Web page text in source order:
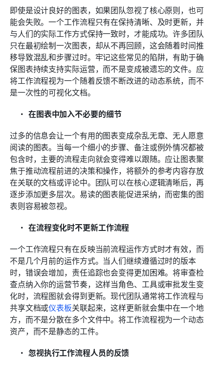
即使是设计良好的图表，如果团队忽视了核心原则，也可
能会失败。一个工作流程只有在保持清晰、及时更新，并
与人们的实际工作方式保持一致时，才能成功。许多团队
只在最初绘制一次图表，却从不再回顾，这会随着时间推
移导致混乱和步骤过时。牢记这些常见的陷阱，有助于确
保图表持续支持实际运营，而不是变成被遗忘的文件。应
将工作流程视为一个随着反馈不断改进的动态系统，而不
是一次性的可视化文档。
在图表中加入不必要的细节
过多的信息会让一个有用的图表变成杂乱无章、无人愿意
阅读的图表。当每一个细小的步骤、备注或例外情况都被
包含时，主要的流程走向就会变得难以跟随。应让图表聚
焦于推动流程前进的决策和操作，将额外的参考内容存放
在关联的文档或评论中。团队可以在核心逻辑清晰后，再
逐步添加更多层次。易读的图表能促进采纳，而密集的图
表则容易被忽视。
在流程变化时不更新工作流程
一个工作流程只有在反映当前流程运作方式时才有效，而
不是几个月前的运作方式。当人们继续遵循过时的版本
时，错误会增加，责任追踪也会变得更加困难。将审查检
查点纳入你的运营节奏，这样当角色、工具或审批发生变
化时，流程图就会得到更新。现代团队通常将工作流程与
共享文档或仪表板关联起来，这样更新就会集中在一个地
方，而不是分散在多个文件中。将工作流程视为一个动态
资产，而不是静态的工件。
忽视执行工作流程人员的反馈